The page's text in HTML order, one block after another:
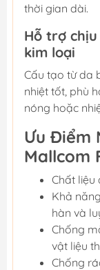
thời gian dài.
Hỗ trợ
kim loại
Cấu tạo từ da
nhiệt tốt, phù
nóng hoặc
Ưu Điểm
Mallcom
Chất liệu
Khả
hàn và
Chống
vật liệu
Chống